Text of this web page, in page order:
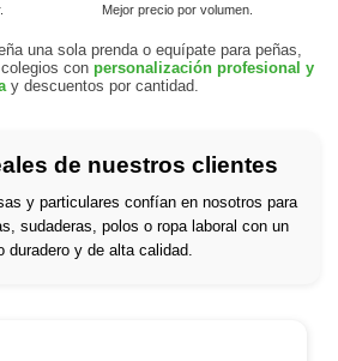
Mejor precio por volumen.
una sola prenda o equípate para peñas,
con personalización profesional y
y descuentos por cantidad.
de nuestros clientes
y particulares confían en nosotros para
sudaderas, polos o ropa laboral con un
duradero y de alta calidad.